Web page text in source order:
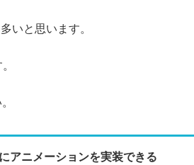
いと思います。
アニメーションを実装できる